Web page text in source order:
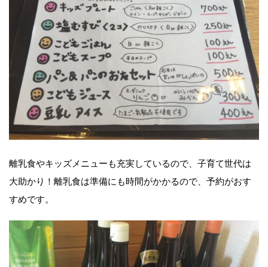
離乳食やキッズメニューも充実しているので、子育て世代は
大助かり！離乳食は準備にも時間がかかるので、予約がおす
すめです。